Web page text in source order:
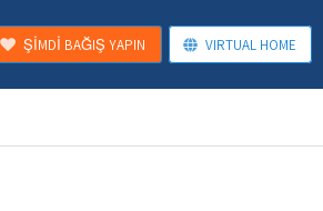
ŞİMDİ BAĞIŞ YAPIN VIRTUAL HOME